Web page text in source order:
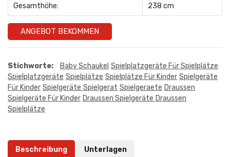
Gesamthöhe: 238 cm
ANGEBOT BEKOMMEN
Stichworte: Baby Schaukel Spielplatzgeräte Für Spielplätze
Spielplatzgeräte Spielplätze Spielplätze Für Kinder Spielgeräte
Für Kinder Spielgeräte Spielgerat Spielgeraete Draussen
Spielgeräte Für Kinder Draussen Spielgeräte Draussen
Spielplätze
Beschreibung Unterlagen